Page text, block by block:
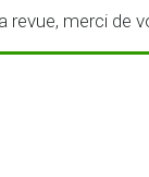
revue, merci de